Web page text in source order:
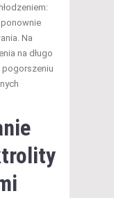
Na
na długo
pogorszeniu